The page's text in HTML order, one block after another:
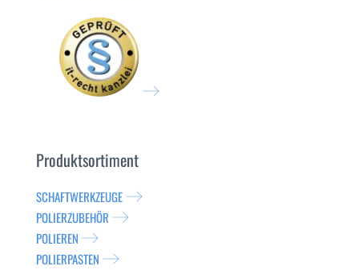
Produktsortiment
SCHAFTWERKZEUGE
POLIERZUBEHÖR
POLIEREN
POLIERPASTEN